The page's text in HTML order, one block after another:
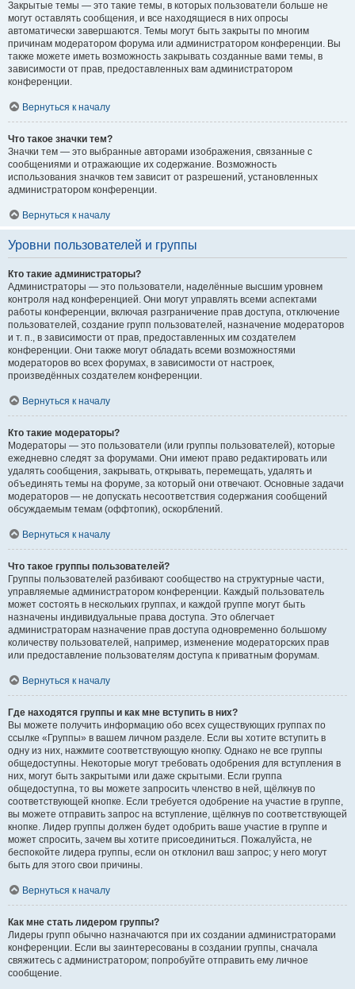
Закрытые темы — это такие темы, в которых пользователи больше не
могут оставлять сообщения, и все находящиеся в них опросы
автоматически завершаются. Темы могут быть закрыты по многим
причинам модератором форума или администратором конференции. Вы
также можете иметь возможность закрывать созданные вами темы, в
зависимости от прав, предоставленных вам администратором
конференции.
Вернуться к началу
Что такое значки тем?
Значки тем — это выбранные авторами изображения, связанные с
сообщениями и отражающие их содержание. Возможность
использования значков тем зависит от разрешений, установленных
администратором конференции.
Вернуться к началу
Уровни пользователей и группы
Кто такие администраторы?
Администраторы — это пользователи, наделённые высшим уровнем
контроля над конференцией. Они могут управлять всеми аспектами
работы конференции, включая разграничение прав доступа, отключение
пользователей, создание групп пользователей, назначение модераторов
и т. п., в зависимости от прав, предоставленных им создателем
конференции. Они также могут обладать всеми возможностями
модераторов во всех форумах, в зависимости от настроек,
произведённых создателем конференции.
Вернуться к началу
Кто такие модераторы?
Модераторы — это пользователи (или группы пользователей), которые
ежедневно следят за форумами. Они имеют право редактировать или
удалять сообщения, закрывать, открывать, перемещать, удалять и
объединять темы на форуме, за который они отвечают. Основные задачи
модераторов — не допускать несоответствия содержания сообщений
обсуждаемым темам (оффтопик), оскорблений.
Вернуться к началу
Что такое группы пользователей?
Группы пользователей разбивают сообщество на структурные части,
управляемые администратором конференции. Каждый пользователь
может состоять в нескольких группах, и каждой группе могут быть
назначены индивидуальные права доступа. Это облегчает
администраторам назначение прав доступа одновременно большому
количеству пользователей, например, изменение модераторских прав
или предоставление пользователям доступа к приватным форумам.
Вернуться к началу
Где находятся группы и как мне вступить в них?
Вы можете получить информацию обо всех существующих группах по
ссылке «Группы» в вашем личном разделе. Если вы хотите вступить в
одну из них, нажмите соответствующую кнопку. Однако не все группы
общедоступны. Некоторые могут требовать одобрения для вступления в
них, могут быть закрытыми или даже скрытыми. Если группа
общедоступна, то вы можете запросить членство в ней, щёлкнув по
соответствующей кнопке. Если требуется одобрение на участие в группе,
вы можете отправить запрос на вступление, щёлкнув по соответствующей
кнопке. Лидер группы должен будет одобрить ваше участие в группе и
может спросить, зачем вы хотите присоединиться. Пожалуйста, не
беспокойте лидера группы, если он отклонил ваш запрос; у него могут
быть для этого свои причины.
Вернуться к началу
Как мне стать лидером группы?
Лидеры групп обычно назначаются при их создании администраторами
конференции. Если вы заинтересованы в создании группы, сначала
свяжитесь с администратором; попробуйте отправить ему личное
сообщение.